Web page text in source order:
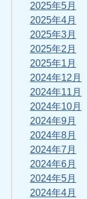
2025年5月
2025年4月
2025年3月
2025年2月
2025年1月
2024年12月
2024年11月
2024年10月
2024年9月
2024年8月
2024年7月
2024年6月
2024年5月
2024年4月